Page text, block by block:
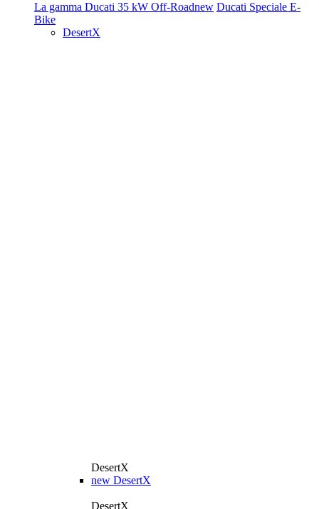
La gamma Ducati 35 kW Off-Roadnew Ducati Speciale E-
Bike
DesertX
DesertX
new DesertX
DesertX